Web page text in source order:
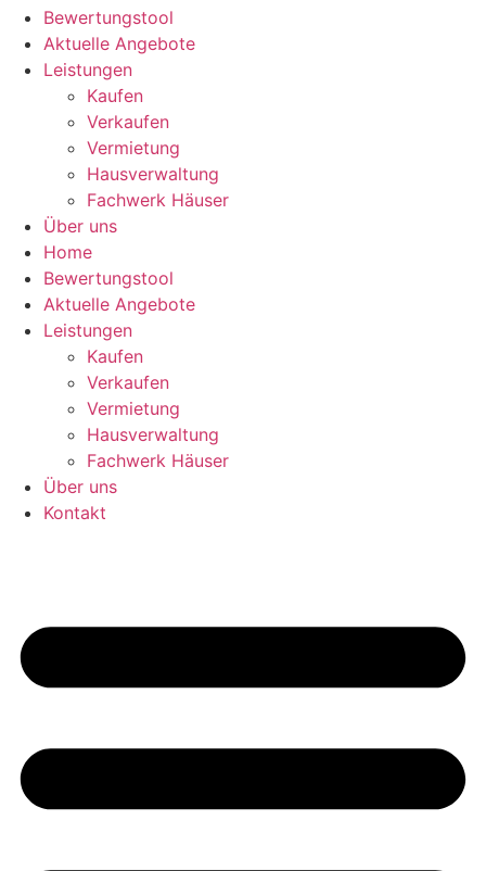
Bewertungstool
Aktuelle Angebote
Leistungen
Kaufen
Verkaufen
Vermietung
Hausverwaltung
Fachwerk Häuser
Über uns
Home
Bewertungstool
Aktuelle Angebote
Leistungen
Kaufen
Verkaufen
Vermietung
Hausverwaltung
Fachwerk Häuser
Über uns
Kontakt